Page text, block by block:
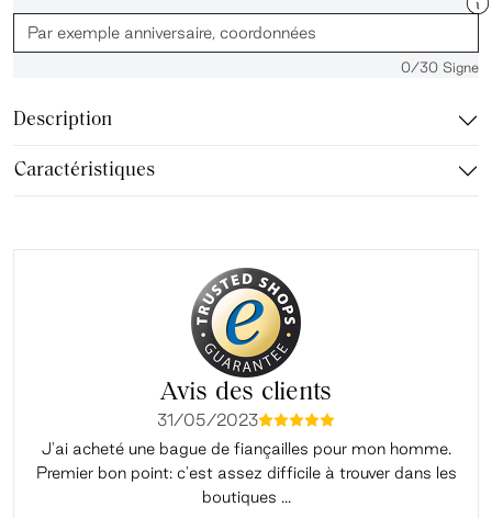
0/30 Signe
Description
Caractéristiques
Avis des clients
31/05/2023mmmmm
J'ai acheté une bague de fiançailles pour mon homme.
Premier bon point: c'est assez difficile à trouver dans les
boutiques ...